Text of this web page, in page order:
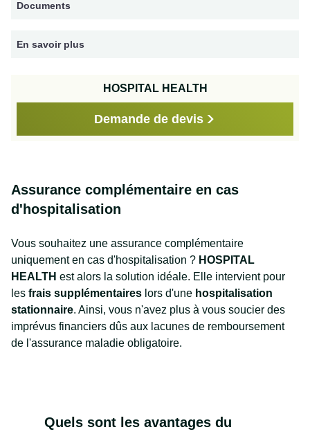
Documents
En savoir plus
HOSPITAL HEALTH
Demande de devis
Assurance complémentaire en cas
d'hospitalisation
Vous souhaitez une assurance complémentaire
uniquement en cas d'hospitalisation ? HOSPITAL
HEALTH est alors la solution idéale. Elle intervient pour
les frais supplémentaires lors d'une hospitalisation
stationnaire. Ainsi, vous n'avez plus à vous soucier des
imprévus financiers dûs aux lacunes de remboursement
de l'assurance maladie obligatoire.
Quels sont les avantages du